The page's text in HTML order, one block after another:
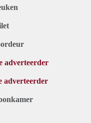
adverteerder
adverteerder